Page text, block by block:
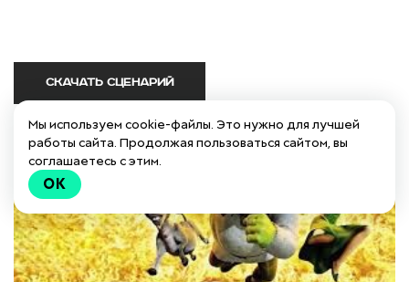
Скачать сценарий
Мы используем cookie-файлы. Это нужно для лучшей
работы сайта. Продолжая пользоваться сайтом, вы
соглашаетесь с этим.
OK